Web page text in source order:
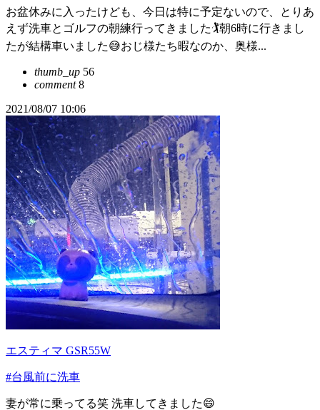
お盆休みに入ったけども、今日は特に予定ないので、とりあ
えず洗車とゴルフの朝練行ってきました🏌️朝6時に行きまし
たが結構車いました😅おじ様たち暇なのか、奥様...
thumb_up 56
comment8
2021/08/07 10:06
エスティマ GSR55W
#台風前に洗車
妻が常に乗ってる笑 洗車してきました😄